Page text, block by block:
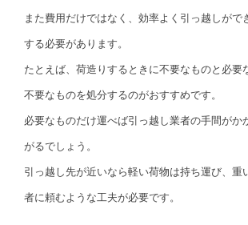
また費用だけではなく、効率よく引っ越しがで
する必要があります。
たとえば、荷造りするときに不要なものと必要
不要なものを処分するのがおすすめです。
必要なものだけ運べば引っ越し業者の手間がか
がるでしょう。
引っ越し先が近いなら軽い荷物は持ち運び、重
者に頼むような工夫が必要です。